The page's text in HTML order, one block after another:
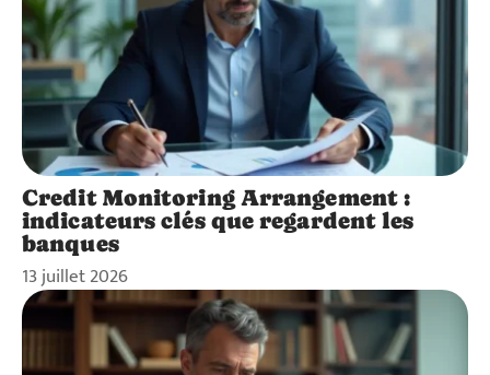
Credit Monitoring Arrangement :
indicateurs clés que regardent les
banques
13 juillet 2026